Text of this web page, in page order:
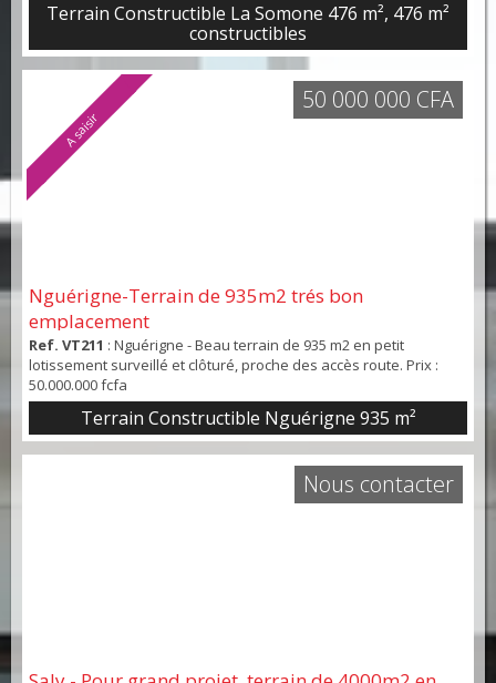
Terrain Constructible La Somone 476 m², 476 m²
constructibles
A saisir
Nguérigne-Terrain de 935m2 trés bon
emplacement
Ref. VT211 : Nguérigne - Beau terrain de 935 m2 en petit
lotissement surveillé et clôturé, proche des accès route. Prix :
50.000.000 fcfa
Terrain Constructible Nguérigne 935 m²
50 000 000 CFA
Nous contacter